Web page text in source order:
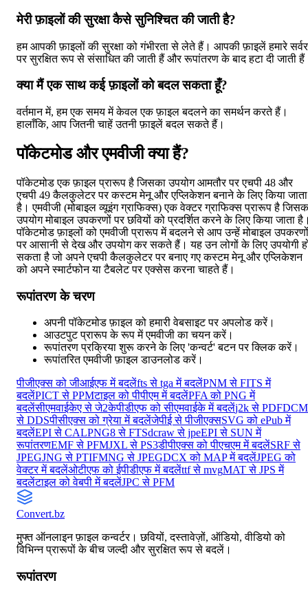
मेरी फ़ाइलों की सुरक्षा कैसे सुनिश्चित की जाती है?
हम आपकी फ़ाइलों की सुरक्षा को गंभीरता से लेते हैं। आपकी फ़ाइलें हमारे सर्वर
पर सुरक्षित रूप से संसाधित की जाती हैं और रूपांतरण के बाद हटा दी जाती
क्या मैं एक साथ कई फ़ाइलों को बदल सकता हूँ?
वर्तमान में, हम एक समय में केवल एक फ़ाइल बदलने का समर्थन करते हैं।
हालाँकि, आप जितनी चाहें उतनी फ़ाइलें बदल सकते हैं।
पॉकेटमोड और एमवीजी क्या हैं?
पॉकेटमोड एक फ़ाइल प्रारूप है जिसका उपयोग आमतौर पर एचपी 48 और
एचपी 49 कैलकुलेटर पर कस्टम मेनू और एप्लिकेशन बनाने के लिए किया जाता
है। एमवीजी (मोबाइल व्यूइंग ग्राफिक्स) एक वेक्टर ग्राफिक्स प्रारूप है
उपयोग मोबाइल उपकरणों पर छवियों को प्रदर्शित करने के लिए किया जाता
पॉकेटमोड फ़ाइलों को एमवीजी प्रारूप में बदलने से आप उन्हें मोबाइल उपकरणों
पर आसानी से देख और उपयोग कर सकते हैं। यह उन लोगों के लिए उपयोगी
सकता है जो अपने एचपी कैलकुलेटर पर बनाए गए कस्टम मेनू और एप्लिकेशन
को अपने स्मार्टफोन या टैबलेट पर एक्सेस करना चाहते हैं।
रूपांतरण के चरण
अपनी पॉकेटमोड फ़ाइल को हमारी वेबसाइट पर अपलोड करें।
आउटपुट प्रारूप के रूप में एमवीजी का चयन करें।
रूपांतरण प्रक्रिया शुरू करने के लिए 'कन्वर्ट' बटन पर क्लिक करें।
रूपांतरित एमवीजी फ़ाइल डाउनलोड करें।
पीजीएक्स को जीआईएफ में बदलेंfts से tga में बदलेंPNM से FITS में
बदलेंPICT से PPMटाइल को पीपीएम में बदलेंPFA को PNG में
बदलेंसीएमवाईकेए से जे2केपीडीएफ को सीएमवाईके में बदलेंj2k से PDFDCM
से DDSपीसीएक्स को ग्रेया में बदलेंजेपीई से पीजीएक्सSVG को ePub में
बदलेंEPI से CALPNG8 से FTSdcraw से jpeEPI से SUN में
रूपांतरणEMF से PFMJXL से PS3डीपीएक्स को पीएचएम में बदलेंSRF से
JPEGJNG से PTIFMNG से JPEGDCX को MAP में बदलेंJPEG को
वेक्टर में बदलेंओटीएफ को ईपीडीएफ में बदलेंttf से mvgMAT से JPS में
बदलेंटाइल को वेबपी में बदलेंJPC से PFM
Convert.bz
मुफ्त ऑनलाइन फ़ाइल कन्वर्टर। छवियों, दस्तावेज़ों, ऑडियो, वीडियो को
विभिन्न प्रारूपों के बीच जल्दी और सुरक्षित रूप से बदलें।
रूपांतरण